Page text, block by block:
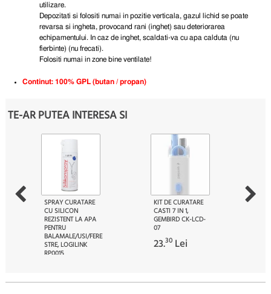
utilizare.
Depozitati si folositi numai in pozitie verticala, gazul lichid se poate
revarsa si ingheta, provocand rani (inghet) sau deteriorarea
echipamentului. In caz de inghet, scaldati-va cu apa calduta (nu
fierbinte) (nu frecati).
Folositi numai in zone bine ventilate!
Continut: 100% GPL (butan / propan)
TE-AR PUTEA INTERESA SI
SPRAY CURATARE
CU SILICON
REZISTENT LA APA
PENTRU
BALAMALE/USI/FERE
STRE, LOGILINK
RP0015
KIT DE CURATARE
CASTI 7 IN 1,
GEMBIRD CK-LCD-
07
23.30 Lei